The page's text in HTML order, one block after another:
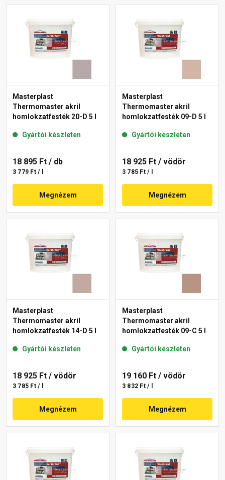
Masterplast
Thermomaster akril
homlokzatfesték 20-D 5 l
Gyártói készleten
18 895 Ft / db
3 779 Ft / l
Megnézem
Masterplast
Thermomaster akril
homlokzatfesték 09-D 5 l
Gyártói készleten
18 925 Ft / vödör
3 785 Ft / l
Megnézem
Masterplast
Thermomaster akril
homlokzatfesték 14-D 5 l
Gyártói készleten
18 925 Ft / vödör
3 785 Ft / l
Megnézem
Masterplast
Thermomaster akril
homlokzatfesték 09-C 5 l
Gyártói készleten
19 160 Ft / vödör
3 832 Ft / l
Megnézem